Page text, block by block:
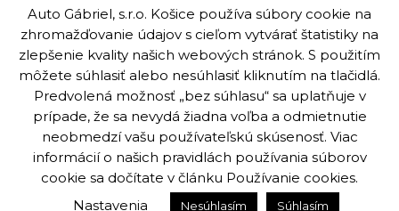
Osloboditeľov 70
040 17 Košice-Barca
+421 915 992 864
Copyright © Auto Gabriel, s.r.o. Košice 2019 - 2025. Všetky práva k
stránke a fotografiám sú vyhradené viac info.
Vytvorilo:Ogilvy Košice
Auto Gábriel, s.r.o. Košice používa súbory cookie na
zhromažďovanie údajov s cieľom vytvárať štatistiky na
zlepšenie kvality našich webových stránok. S použitím
môžete súhlasiť alebo nesúhlasiť kliknutím na tlačidlá.
Predvolená možnosť „bez súhlasu“ sa uplatňuje v
prípade, že sa nevydá žiadna voľba a odmietnutie
neobmedzí vašu používateľskú skúsenosť. Viac
informácií o našich pravidlách používania súborov
cookie sa dočítate v článku Používanie cookies.
Nastavenia
Nesúhlasím Súhlasím